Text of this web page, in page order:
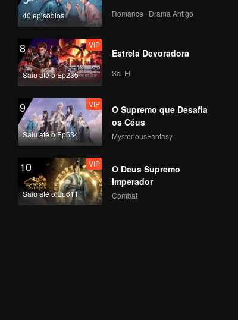
40 episódios Romance · Drama Antigo
8
Saiu até o Ep235
VIP
Estrela Devoradora
Sci-Fi
9
Saiu até o Ep534
VIP
O Supremo que Desafia
os Céus
MysteriousFantasy
10
Saiu até o Ep611
VIP
O Deus Supremo
Imperador
Combat